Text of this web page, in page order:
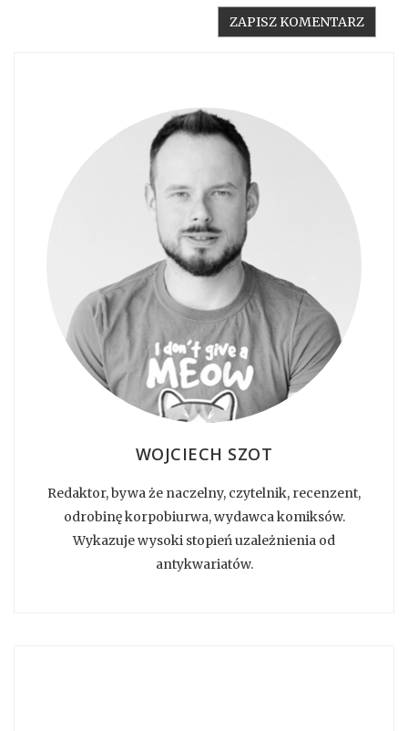
WOJCIECH SZOT
Redaktor, bywa że naczelny, czytelnik, recenzent,
odrobinę korpobiurwa, wydawca komiksów.
Wykazuje wysoki stopień uzależnienia od
antykwariatów.